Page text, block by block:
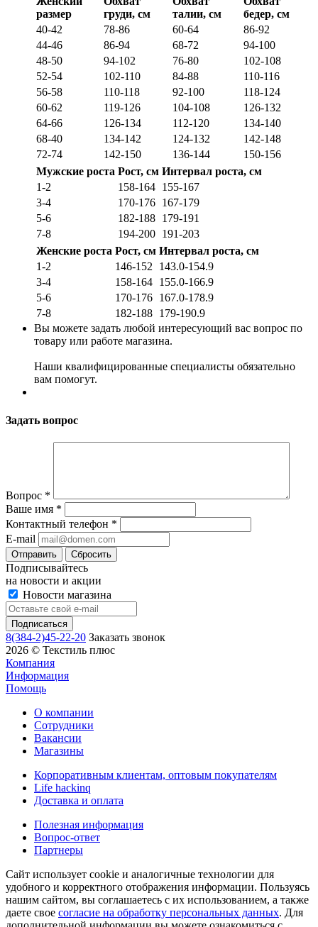
размер
груди, см
талии, см
бедер, см
40-42
78-86 60-64
86-92
44-46
86-94 68-72
94-100
48-50
94-102 76-80
102-108
52-54
102-110 84-88
110-116
56-58
110-118 92-100
118-124
60-62
119-126 104-108
126-132
64-66
126-134 112-120
134-140
68-40
134-142 124-132
142-148
72-74
142-150 136-144
150-156
Мужские роста Рост, см Интервал роста, см
1-2
158-164 155-167
3-4
170-176 167-179
5-6
182-188 179-191
7-8
194-200 191-203
Женские роста Рост, см Интервал роста, см
1-2
146-152 143.0-154.9
3-4
158-164 155.0-166.9
5-6
170-176 167.0-178.9
7-8
182-188 179-190.9
Вы можете задать любой интересующий вас вопрос по
товару или работе магазина.
Наши квалифицированные специалисты обязательно
вам помогут.
Задать вопрос
Вопрос *
Ваше имя *
Контактный телефон *
E-mail
Сбросить
Подписывайтесь
на новости и акции
Новости магазина
8(384-2)45-22-20 Заказать звонок
2026 © Текстиль плюс
Компания
Информация
Помощь
О компании
Сотрудники
Вакансии
Магазины
Корпоративным клиентам, оптовым покупателям
Life hackinq
Доставка и оплата
Полезная информация
Вопрос-ответ
Партнеры
Сайт использует cookie и аналогичные технологии для
удобного и корректного отображения информации. Пользуясь
нашим сайтом, вы соглашаетесь с их использованием, а также
даете свое согласие на обработку персональных данных. Для